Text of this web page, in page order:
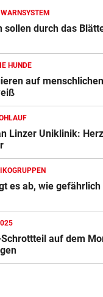
stößt die Tür
auf
vor
– Pafos wegen
Ventoux-Etappe
Gelben Trikot
WECHSEL
verlängert bei
2032
ANGRIFF?
havarierter
droht
sollen durch das
HUNDE
auf menschlichen
Linzer Uniklinik:
es ab, wie gefährlich
Schrottteil auf dem